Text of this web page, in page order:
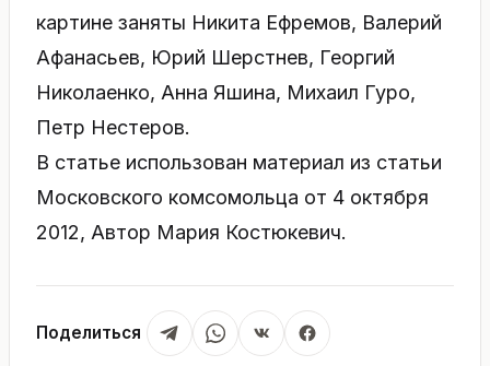
картине заняты Никита Ефремов, Валерий
Афанасьев, Юрий Шерстнев, Георгий
Николаенко, Анна Яшина, Михаил Гуро,
Петр Нестеров.
В статье использован материал из статьи
Московского комсомольца от 4 октября
2012, Автор Мария Костюкевич.
Поделиться